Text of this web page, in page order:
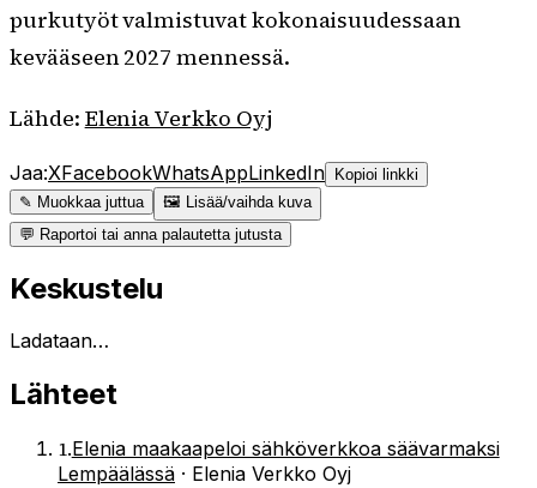
purkutyöt valmistuvat kokonaisuudessaan
kevääseen 2027 mennessä.
Lähde: Elenia Verkko Oyj
Jaa:XFacebookWhatsAppLinkedIn Kopioi linkki
✎ Muokkaa juttua
🖼 Lisää/vaihda kuva
💬 Raportoi tai anna palautetta jutusta
Keskustelu
Ladataan…
Lähteet
1.Elenia maakaapeloi sähköverkkoa säävarmaksi
Lempäälässä · Elenia Verkko Oyj